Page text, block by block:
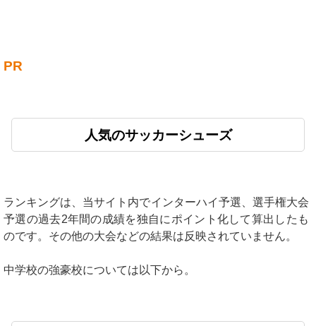
PR
人気のサッカーシューズ
ランキングは、当サイト内でインターハイ予選、選手権大会
予選の過去2年間の成績を独自にポイント化して算出したも
のです。その他の大会などの結果は反映されていません。
中学校の強豪校については以下から。